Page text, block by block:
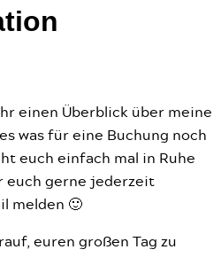
einen Überblick über meine
was für eine Buchung noch
euch einfach mal in Ruhe
euch gerne jederzeit
melden 🙂
euren großen Tag zu